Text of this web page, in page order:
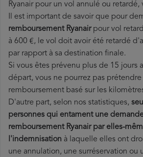
Ryanair pour un vol annulé ou retardé,
Il est important de savoir que pour
remboursement Ryanairpour vol
à 600 €, le vol doit avoir été retardé
par rapport à sa destination finale.
Si vous êtes prévenu plus de 15 jours
départ, vous ne pourrez pas prétendre
remboursement basé sur les
D'autre part, selon nos statistiques,
personnes qui entament une
remboursement Ryanair par elles-
l'indemnisation à laquelle elles ont
une annulation, une surréservation ou